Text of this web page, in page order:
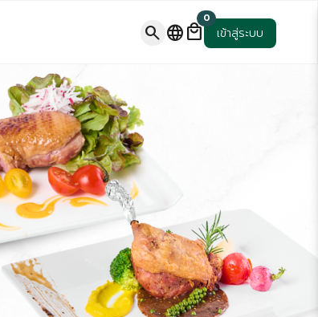
search languagelocal_mall
0
เข้าสู่ระบบ